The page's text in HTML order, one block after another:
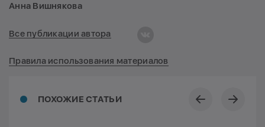
ПОХОЖИЕ СТАТЬИ
Анна Вишнякова
Все публикации автора
Правила использования материалов